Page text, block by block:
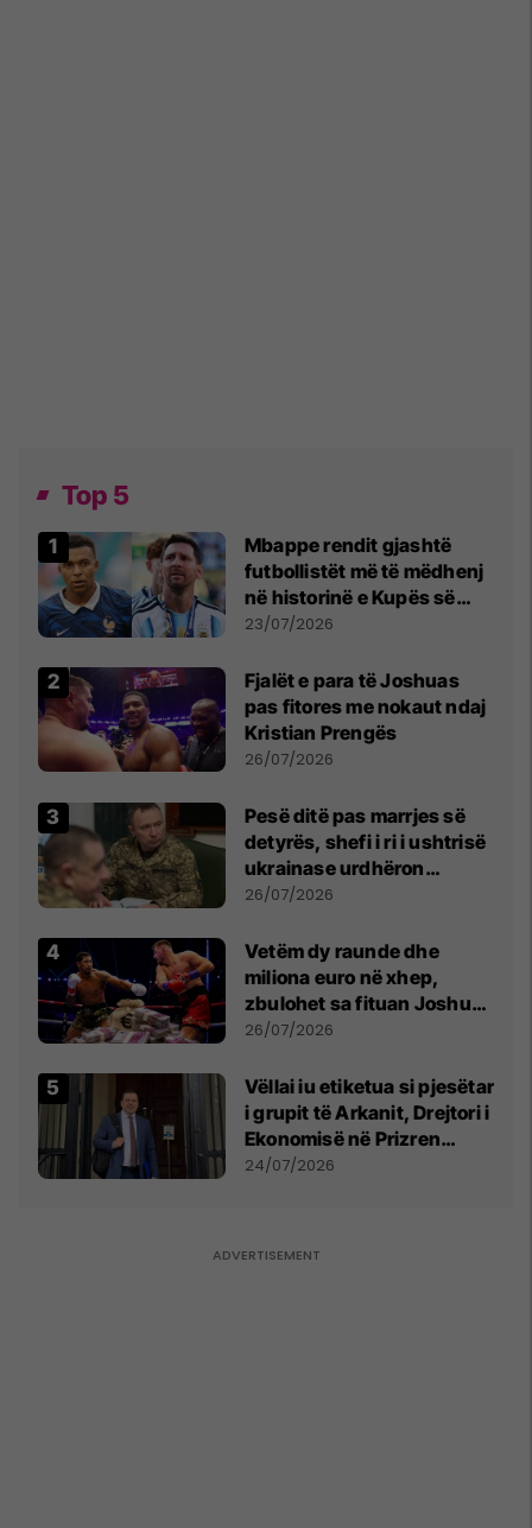
Top 5
Mbappe rendit gjashtë
futbollistët më të mëdhenj
në historinë e Kupës së
Botës, Messi mbetet i dyti
23/07/2026
Fjalët e para të Joshuas
pas fitores me nokaut ndaj
Kristian Prengës
26/07/2026
Pesë ditë pas marrjes së
detyrës, shefi i ri i ushtrisë
ukrainase urdhëron
kontroll të madh
26/07/2026
Vetëm dy raunde dhe
miliona euro në xhep,
zbulohet sa fituan Joshua
e Prenga
26/07/2026
Vëllai iu etiketua si pjesëtar
i grupit të Arkanit, Drejtori i
Ekonomisë në Prizren
mohon pretendimet
24/07/2026